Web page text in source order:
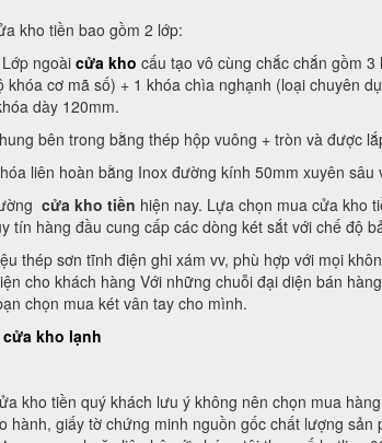
kho tiền bao gồm 2 lớp:
ngoài cửa kho cấu tạo vô cùng chắc chắn gồm
khóa cơ mã số) + 1 khóa chìa nghạnh (loại chuyên
dày 120mm.
bên trong bằng thép hộp vuông + tròn và được
liên hoàn bằng Inox đường kính 50mm xuyên
cửa kho tiền hiện nay. Lựa chọn mua cửa kho
tín hàng đầu cung cấp các dòng két sắt với chế độ
thép sơn tĩnh điện ghi xám vv, phù hợp với mọi
cho khách hàng Với những chuỗi đại diện bán
chọn mua két vân tay cho mình.
cửa kho lạnh
kho tiền quý khách lưu ý không nên chọn mua
hành, giấy tờ chứng minh nguồn gốc chất lượng